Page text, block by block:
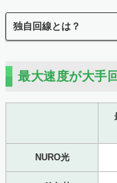
独自回線とは？
最大速度が大手
NURO光